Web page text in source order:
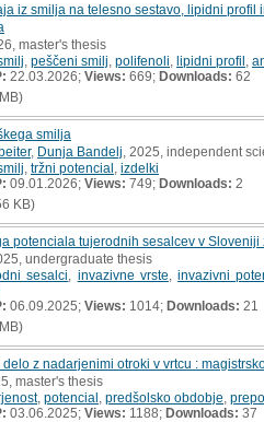
iz smilja na telesno sestavo, lipidni
master's thesis
peščeni smilj polifenoli lipidni profil
22.03.2026; Views: 669; Downloads: 62
smilja
, Dunja Bandelj , 2025, independent
tržni potencial izdelki
09.01.2026; Views: 749; Downloads: 2
KB)
potenciala tujerodnih sesalcev v
undergraduate thesis
sesalci invazivne vrste ,invazivni
06.09.2025; Views: 1014; Downloads: 21
z nadarjenimi otroki v vrtcu :
master's thesis
, potencial predšolsko obdobje
03.06.2025; Views: 1188; Downloads: 37